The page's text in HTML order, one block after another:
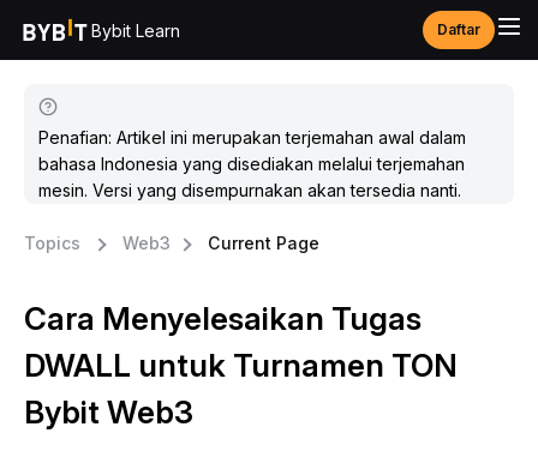
Bybit Learn Daftar
Penafian: Artikel ini merupakan terjemahan awal dalam
bahasa Indonesia yang disediakan melalui terjemahan
mesin. Versi yang disempurnakan akan tersedia nanti.
Topics Web3 Current Page
Cara Menyelesaikan Tugas
DWALL untuk Turnamen TON
Bybit Web3